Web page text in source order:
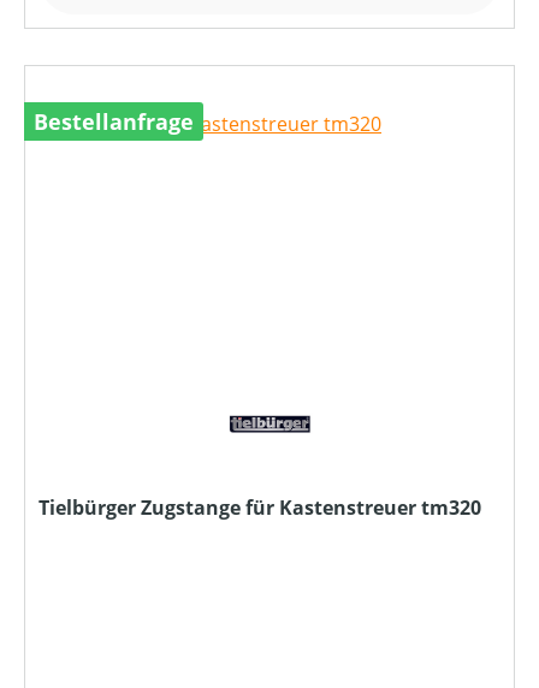
Bestellanfrage
Tielbürger Zugstange für Kastenstreuer tm320